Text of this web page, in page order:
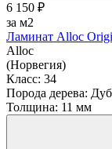
6 150 ₽
за м2
Ламинат Alloc
Alloc
(Норвегия)
Класс: 34
Порода дерева: Дуб
Толщина: 11 мм